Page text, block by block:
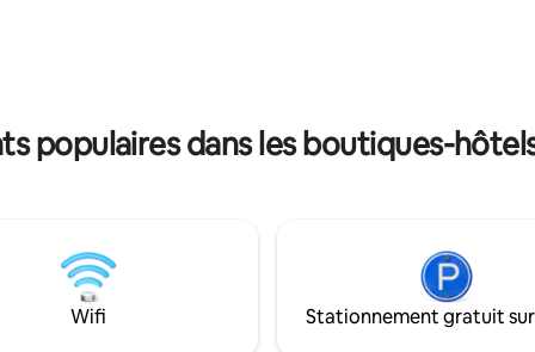
salle de bain privée, la moitié
entièrement
perçus avant votre arrivée.
populaires dans les boutiques-
Wifi Stationnement gratuit